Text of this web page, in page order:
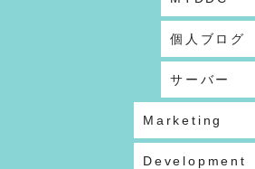
個人ブログ
サーバー
Marketing
Development